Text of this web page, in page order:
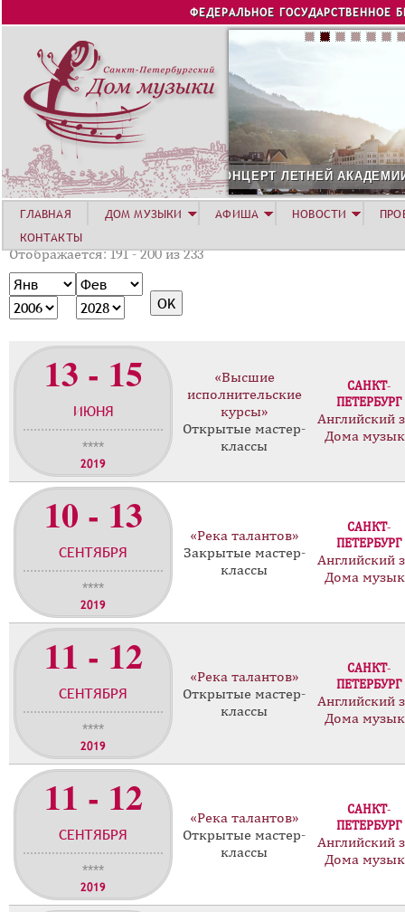
Jump to navigation
ФЕДЕРАЛЬНОЕ ГОСУДАРСТВЕННОЕ
АКАДЕМИИ. РОЗА ХУТОР СОЛИСТ АВГУСТА
Отображается: 191 - 200 из 233
М
е
с
Г
о
М
е
с
я
ц
Г
о
д
13 - 15
ИЮНЯ
****
2019
«Высшие
исполнительские
курсы»
Открытые мастер-
классы
САНКТ-
ПЕТЕРБУРГ
Английский
Дома
10 - 13
СЕНТЯБРЯ
****
2019
«Река талантов»
Закрытые мастер-
классы
САНКТ-
ПЕТЕРБУРГ
Английский
Дома
11 - 12
СЕНТЯБРЯ
****
2019
«Река талантов»
Открытые мастер-
классы
САНКТ-
ПЕТЕРБУРГ
Английский
Дома
11 - 12
СЕНТЯБРЯ
****
2019
«Река талантов»
Открытые мастер-
классы
САНКТ-
ПЕТЕРБУРГ
Английский
Дома
ГЛАВНАЯ ДОМ МУЗЫКИ АФИША НОВОСТИ
КОНТАКТЫ